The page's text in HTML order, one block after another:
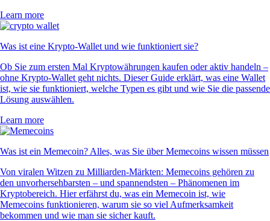
Learn more
Was ist eine Krypto-Wallet und wie funktioniert sie?
Ob Sie zum ersten Mal Kryptowährungen kaufen oder aktiv handeln –
ohne Krypto-Wallet geht nichts. Dieser Guide erklärt, was eine Wallet
ist, wie sie funktioniert, welche Typen es gibt und wie Sie die passende
Lösung auswählen.
Learn more
Was ist ein Memecoin? Alles, was Sie über Memecoins wissen müssen
Von viralen Witzen zu Milliarden-Märkten: Memecoins gehören zu
den unvorhersehbarsten – und spannendsten – Phänomenen im
Kryptobereich. Hier erfährst du, was ein Memecoin ist, wie
Memecoins funktionieren, warum sie so viel Aufmerksamkeit
bekommen und wie man sie sicher kauft.